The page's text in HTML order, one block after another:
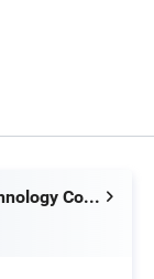
Sichuan Genial Technology Co., Ltd.